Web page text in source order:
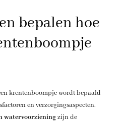
bepalen hoe
krentenboompje wordt bepaald
en verzorgingsaspecten.
watervoorzieningzijn de